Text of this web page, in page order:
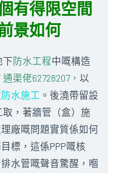
有得限空間
景如何
下防水工程中嘅構造
渠佬62728207， 以
防水施工 。後澆帶留設
，著牆管（盒）施
廠嘅問題實質係如何
標，這係PPP嘅核
水管嘅聲音驚醒，嗰